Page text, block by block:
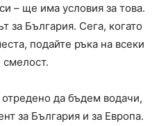
– ще има условия за това.
за България. Сега, когато
подайте ръка на всеки
да бъдем водачи,
за България и за Европа.